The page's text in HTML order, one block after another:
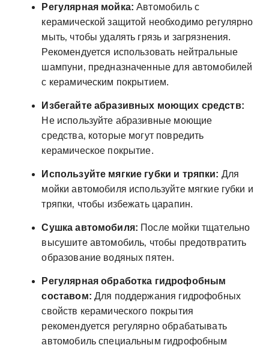
Регулярная мойка: Автомобиль с
керамической защитой необходимо регулярно
мыть‚ чтобы удалять грязь и загрязнения.
Рекомендуется использовать нейтральные
шампуни‚ предназначенные для автомобилей
с керамическим покрытием.
Избегайте абразивных моющих средств:
Не используйте абразивные моющие
средства‚ которые могут повредить
керамическое покрытие.
Используйте мягкие губки и тряпки: Для
мойки автомобиля используйте мягкие губки и
тряпки‚ чтобы избежать царапин.
Сушка автомобиля: После мойки тщательно
высушите автомобиль‚ чтобы предотвратить
образование водяных пятен.
Регулярная обработка гидрофобным
составом: Для поддержания гидрофобных
свойств керамического покрытия
рекомендуется регулярно обрабатывать
автомобиль специальным гидрофобным